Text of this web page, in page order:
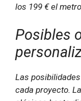
los 199 € el
Posibles
Las
cada proyecto.